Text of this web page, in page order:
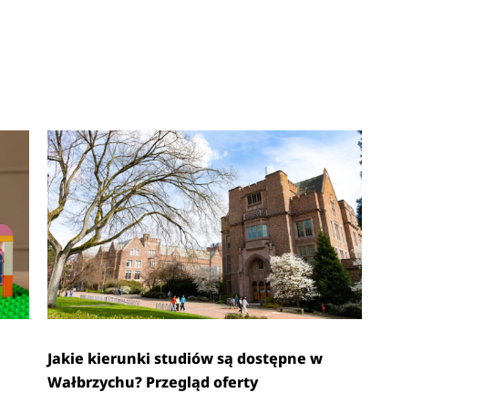
Jakie kierunki studiów są dostępne w
Wałbrzychu? Przegląd oferty